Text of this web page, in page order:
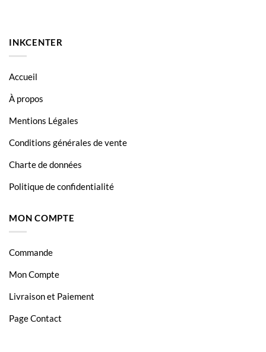
INKCENTER
Accueil
À propos
Mentions Légales
Conditions générales de vente
Charte de données
Politique de confidentialité
MON COMPTE
Commande
Mon Compte
Livraison et Paiement
Page Contact